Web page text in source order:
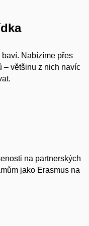
Nabízíme přes
– většinu z nich navíc
na partnerských
jako Erasmus na